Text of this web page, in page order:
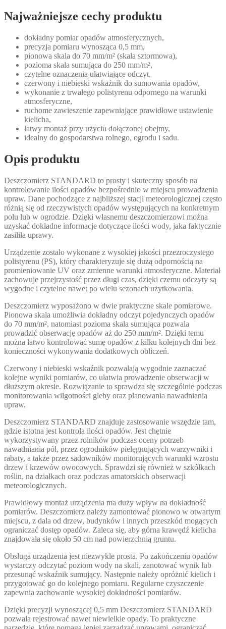
Najważniejsze cechy produktu
dokładny pomiar opadów atmosferycznych,
precyzja pomiaru wynosząca 0,5 mm,
pionowa skala do 70 mm/m² (skala sztormowa),
pozioma skala sumująca do 250 mm/m²,
czytelne oznaczenia ułatwiające odczyt,
czerwony i niebieski wskaźnik do sumowania opadów,
wykonanie z trwałego polistyrenu odpornego na warunki
atmosferyczne,
ruchome zawieszenie zapewniające prawidłowe ustawienie
kielicha,
łatwy montaż przy użyciu dołączonej obejmy,
idealny do gospodarstwa rolnego, ogrodu i sadu.
Opis produktu
Deszczomierz STANDARD to prosty i skuteczny sposób na
kontrolowanie ilości opadów bezpośrednio w miejscu prowadzenia
upraw. Dane pochodzące z najbliższej stacji meteorologicznej często
różnią się od rzeczywistych opadów występujących na konkretnym
polu lub w ogrodzie. Dzięki własnemu deszczomierzowi można
uzyskać dokładne informacje dotyczące ilości wody, jaka faktycznie
zasiliła uprawy.
Urządzenie zostało wykonane z wysokiej jakości przezroczystego
polistyrenu (PS), który charakteryzuje się dużą odpornością na
promieniowanie UV oraz zmienne warunki atmosferyczne. Materiał
zachowuje przejrzystość przez długi czas, dzięki czemu odczyty są
wygodne i czytelne nawet po wielu sezonach użytkowania.
Deszczomierz wyposażono w dwie praktyczne skale pomiarowe.
Pionowa skala umożliwia dokładny odczyt pojedynczych opadów
do 70 mm/m², natomiast pozioma skala sumująca pozwala
prowadzić obserwację opadów aż do 250 mm/m². Dzięki temu
można łatwo kontrolować sumę opadów z kilku kolejnych dni bez
konieczności wykonywania dodatkowych obliczeń.
Czerwony i niebieski wskaźnik pozwalają wygodnie zaznaczać
kolejne wyniki pomiarów, co ułatwia prowadzenie obserwacji w
dłuższym okresie. Rozwiązanie to sprawdza się szczególnie podczas
monitorowania wilgotności gleby oraz planowania nawadniania
upraw.
Deszczomierz STANDARD znajduje zastosowanie wszędzie tam,
gdzie istotna jest kontrola ilości opadów. Jest chętnie
wykorzystywany przez rolników podczas oceny potrzeb
nawadniania pól, przez ogrodników pielęgnujących warzywniki i
rabaty, a także przez sadowników monitorujących warunki wzrostu
drzew i krzewów owocowych. Sprawdzi się również w szkółkach
roślin, na działkach oraz podczas amatorskich obserwacji
meteorologicznych.
Prawidłowy montaż urządzenia ma duży wpływ na dokładność
pomiarów. Deszczomierz należy zamontować pionowo w otwartym
miejscu, z dala od drzew, budynków i innych przeszkód mogących
ograniczać dostęp opadów. Zaleca się, aby górna krawędź kielicha
znajdowała się około 50 cm nad powierzchnią gruntu.
Obsługa urządzenia jest niezwykle prosta. Po zakończeniu opadów
wystarczy odczytać poziom wody na skali, zanotować wynik lub
przesunąć wskaźnik sumujący. Następnie należy opróżnić kielich i
przygotować go do kolejnego pomiaru. Regularne czyszczenie
zapewnia zachowanie wysokiej dokładności pomiarów.
Dzięki precyzji wynoszącej 0,5 mm Deszczomierz STANDARD
pozwala rejestrować nawet niewielkie opady. To praktyczne